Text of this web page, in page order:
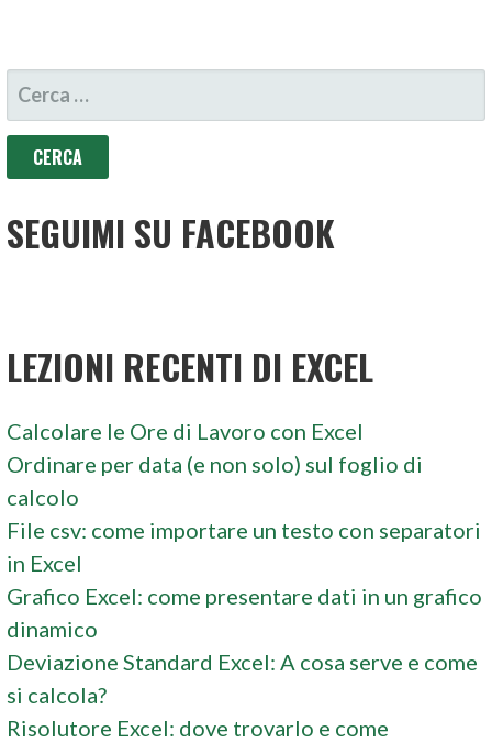
RICERCA
PER:
SEGUIMI SU FACEBOOK
LEZIONI RECENTI DI EXCEL
Calcolare le Ore di Lavoro con Excel
Ordinare per data (e non solo) sul foglio di
calcolo
File csv: come importare un testo con separatori
in Excel
Grafico Excel: come presentare dati in un grafico
dinamico
Deviazione Standard Excel: A cosa serve e come
si calcola?
Risolutore Excel: dove trovarlo e come